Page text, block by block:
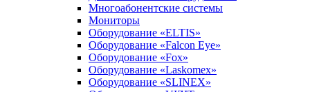
Многоабонентские системы
Мониторы
Оборудование «ELTIS»
Оборудование «Falcon Eye»
Оборудование «Fox»
Оборудование «Laskomex»
Оборудование «SLINEX»